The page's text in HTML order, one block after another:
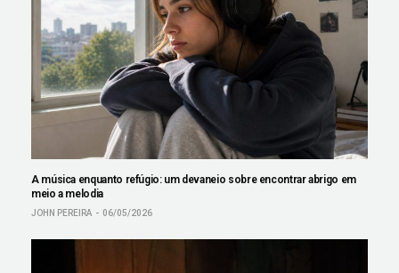
A música enquanto refúgio: um devaneio sobre encontrar abrigo em
meio a melodia
JOHN PEREIRA 06/05/2026